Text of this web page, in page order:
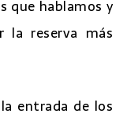
que hablamos y
la reserva más
entrada de los